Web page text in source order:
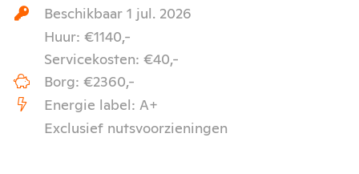
Beschikbaar 1 jul. 2026
Huur: €1140,-
Servicekosten: €40,-
Borg: €2360,-
Energie label: A+
Exclusief nutsvoorzieningen